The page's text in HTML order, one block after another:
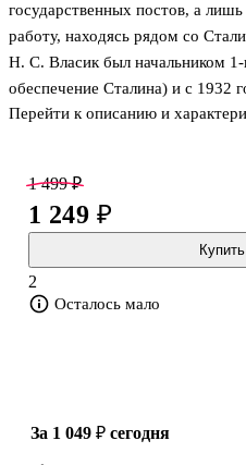
государственных постов, а
работу, находясь рядом со
Н. С. Власик был начальником
обеспечение Сталина) и с 1932
Василия. А. Т. Рыбин тоже
СССР.
Они вспоминают о том, как
"двойниках" и "тайных
на вождя; затрагивают тему
друзьях и врагах Сталина, о его
Перейти к описанию и
1 499 ₽
1 249 ₽
Купить
2
Осталось мало
за 1 049 ₽ сегодня